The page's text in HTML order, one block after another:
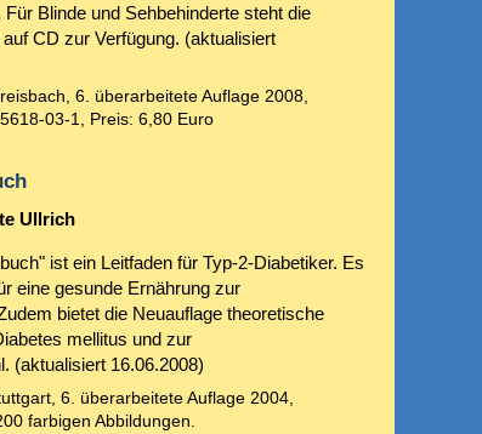
Blinde und Sehbehinderte steht die
CD zur Verfügung. (aktualisiert
6. überarbeitete Auflage 2008,
03-1, Preis: 6,80 Euro
Ullrich
ist ein Leitfaden für Typ-2-Diabetiker. Es
eine gesunde Ernährung zur
bietet die Neuauflage theoretische
mellitus und zur
(aktualisiert 16.06.2008)
6. überarbeitete Auflage 2004,
farbigen Abbildungen.